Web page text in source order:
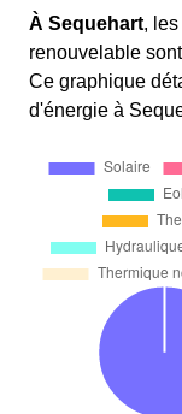
À Sequehart,
renouvelable
Ce graphique
d'énergie à